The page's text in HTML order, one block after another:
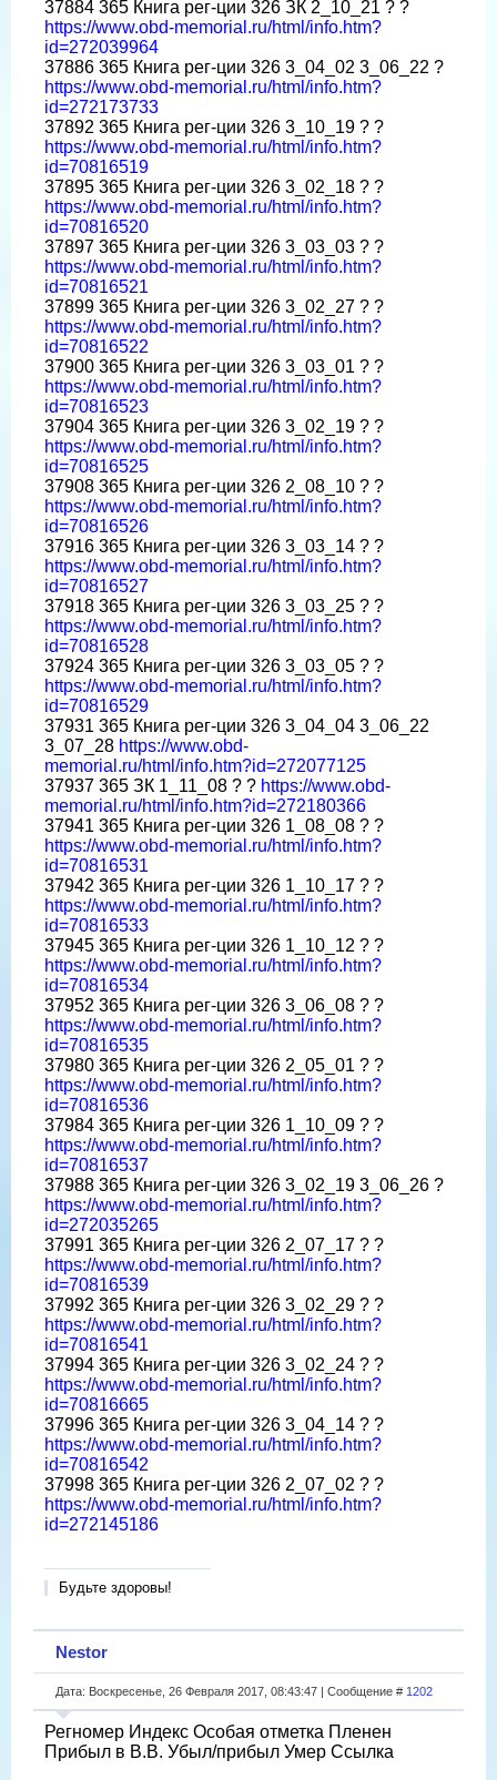
37884 365 Книга рег-ции 326 ЗК 2_10_21 ? ?
https://www.obd-memorial.ru/html/info.htm?
id=272039964
37886 365 Книга рег-ции 326 3_04_02 3_06_22 ?
https://www.obd-memorial.ru/html/info.htm?
id=272173733
37892 365 Книга рег-ции 326 3_10_19 ? ?
https://www.obd-memorial.ru/html/info.htm?
id=70816519
37895 365 Книга рег-ции 326 3_02_18 ? ?
https://www.obd-memorial.ru/html/info.htm?
id=70816520
37897 365 Книга рег-ции 326 3_03_03 ? ?
https://www.obd-memorial.ru/html/info.htm?
id=70816521
37899 365 Книга рег-ции 326 3_02_27 ? ?
https://www.obd-memorial.ru/html/info.htm?
id=70816522
37900 365 Книга рег-ции 326 3_03_01 ? ?
https://www.obd-memorial.ru/html/info.htm?
id=70816523
37904 365 Книга рег-ции 326 3_02_19 ? ?
https://www.obd-memorial.ru/html/info.htm?
id=70816525
37908 365 Книга рег-ции 326 2_08_10 ? ?
https://www.obd-memorial.ru/html/info.htm?
id=70816526
37916 365 Книга рег-ции 326 3_03_14 ? ?
https://www.obd-memorial.ru/html/info.htm?
id=70816527
37918 365 Книга рег-ции 326 3_03_25 ? ?
https://www.obd-memorial.ru/html/info.htm?
id=70816528
37924 365 Книга рег-ции 326 3_03_05 ? ?
https://www.obd-memorial.ru/html/info.htm?
id=70816529
37931 365 Книга рег-ции 326 3_04_04 3_06_22
3_07_28 https://www.obd-
memorial.ru/html/info.htm?id=272077125
37937 365 ЗК 1_11_08 ? ? https://www.obd-
memorial.ru/html/info.htm?id=272180366
37941 365 Книга рег-ции 326 1_08_08 ? ?
https://www.obd-memorial.ru/html/info.htm?
id=70816531
37942 365 Книга рег-ции 326 1_10_17 ? ?
https://www.obd-memorial.ru/html/info.htm?
id=70816533
37945 365 Книга рег-ции 326 1_10_12 ? ?
https://www.obd-memorial.ru/html/info.htm?
id=70816534
37952 365 Книга рег-ции 326 3_06_08 ? ?
https://www.obd-memorial.ru/html/info.htm?
id=70816535
37980 365 Книга рег-ции 326 2_05_01 ? ?
https://www.obd-memorial.ru/html/info.htm?
id=70816536
37984 365 Книга рег-ции 326 1_10_09 ? ?
https://www.obd-memorial.ru/html/info.htm?
id=70816537
37988 365 Книга рег-ции 326 3_02_19 3_06_26 ?
https://www.obd-memorial.ru/html/info.htm?
id=272035265
37991 365 Книга рег-ции 326 2_07_17 ? ?
https://www.obd-memorial.ru/html/info.htm?
id=70816539
37992 365 Книга рег-ции 326 3_02_29 ? ?
https://www.obd-memorial.ru/html/info.htm?
id=70816541
37994 365 Книга рег-ции 326 3_02_24 ? ?
https://www.obd-memorial.ru/html/info.htm?
id=70816665
37996 365 Книга рег-ции 326 3_04_14 ? ?
https://www.obd-memorial.ru/html/info.htm?
id=70816542
37998 365 Книга рег-ции 326 2_07_02 ? ?
https://www.obd-memorial.ru/html/info.htm?
id=272145186
Будьте здоровы!
Nestor
Дата: Воскресенье, 26 Февраля 2017, 08:43:47 | Сообщение # 1202
Регномер Индекс Особая отметка Пленен
Прибыл в В.В. Убыл/прибыл Умер Ссылка